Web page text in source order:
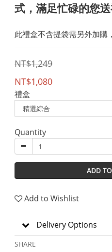
式，滿足忙碌的您
此禮盒不含提袋需另外加購
NT$1,249
NT$1,080
禮盒
Quantity
ADD
Add to Wishlist
Delivery Options
SHARE